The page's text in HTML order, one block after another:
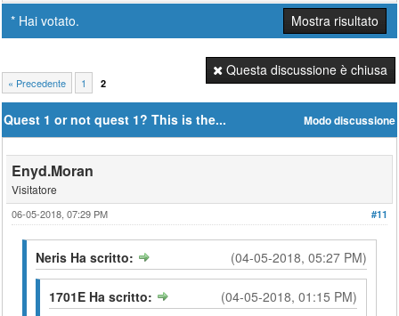
* Hai votato.
Mostra risultato
« Precedente 1 2
Questa discussione è chiusa
Modo discussione
Quest 1 or not quest 1? This is the...
Enyd.Moran
Visitatore
#11
06-05-2018, 07:29 PM
(04-05-2018, 05:27 PM)
Neris Ha scritto:
(04-05-2018, 01:15 PM)
1701E Ha scritto: